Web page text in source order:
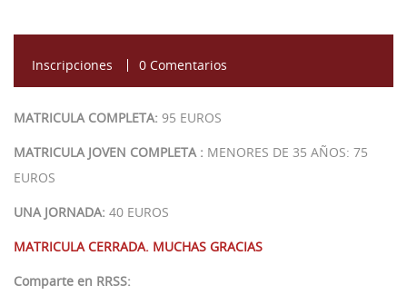
Estatutos
Video presentación
Profesores
54ª Semana (2025)
51 Semana (2022)
49 - 50 Semana (2021)
48 Semana (2019)
47 Semana (2018)
Recursos
Conferencias
Materiales
Galería
Videos
Inscripciones 0 Comentarios
MATRICULA COMPLETA: 95 EUROS
MATRICULA JOVEN COMPLETA : MENORES DE 35 AÑOS: 75
EUROS
UNA JORNADA: 40 EUROS
MATRICULA CERRADA. MUCHAS GRACIAS
Comparte en RRSS: